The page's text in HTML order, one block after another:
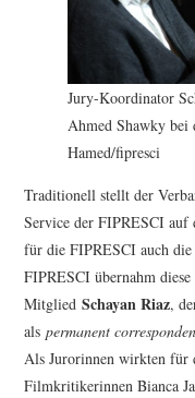
Jury-Koordinator
Ahmed Shawky bei
Hamed/fipresci
Traditionell stellt der
Service der FIPRESCI
für die FIPRESCI auch
FIPRESCI übernahm
MitgliedSchayan Riaz,
alspermanent
Als Jurorinnen wirkten für
Filmkritikerinnen Bianca